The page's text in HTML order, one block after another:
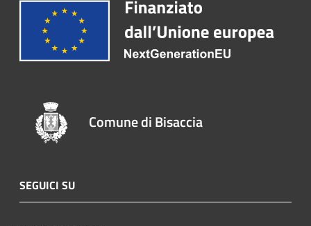
Comune di Bisaccia
SEGUICI SU